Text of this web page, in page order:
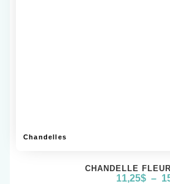
Chandelles
CHANDELLE
11,25$ –